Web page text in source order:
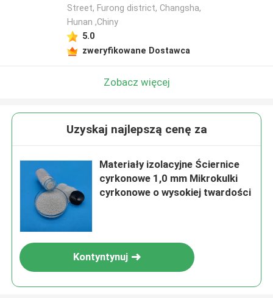
Street, Furong district, Changsha,
Hunan ,Chiny
5.0
zweryfikowane Dostawca
Zobacz więcej
Uzyskaj najlepszą cenę za
Materiały izolacyjne Ściernice
cyrkonowe 1,0 mm Mikrokulki
cyrkonowe o wysokiej twardości
Kontyntynuj